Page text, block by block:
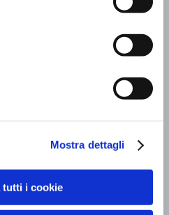
Mostra dettagli
tutti i cookie
riapre per la stagione